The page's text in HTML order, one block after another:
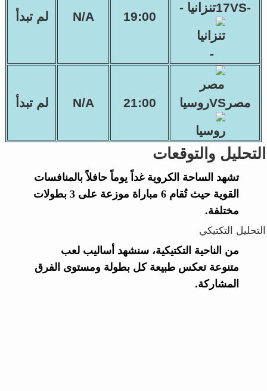
-17VSتنزانيا -
19:00
N/A لم تبدأ
مصرVSروسيا 21:00
N/A لم تبدأ
التحليل والتوقعات
تشهد الساحة الكروية غداً يوماً حافلاً بالمنافسات
القوية حيث تُقام 6 مباراة موزعة على 3 بطولات
مختلفة.
التحليل التكتيكي
من الناحية التكتيكية، سنشهد أساليب لعب
متنوعة تعكس طبيعة كل بطولة ومستوى الفرق
المشاركة.